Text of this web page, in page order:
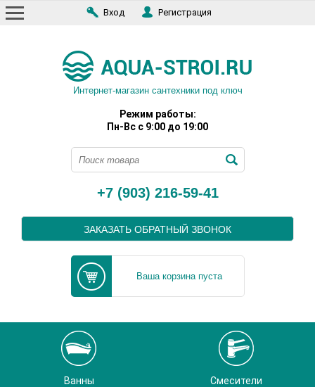
Вход Регистрация
Интернет-магазин сантехники под ключ
Режим работы:
Пн-Вс с 9:00 до 19:00
+7 (903) 216-59-41
ЗАКАЗАТЬ ОБРАТНЫЙ ЗВОНОК
Ваша корзина пуста
Ванны Смесители